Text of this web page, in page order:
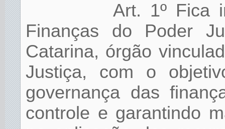
Art. 1º Fica
Finanças do Poder
Catarina, órgão
Justiça, com o
governança das
controle e garantindo